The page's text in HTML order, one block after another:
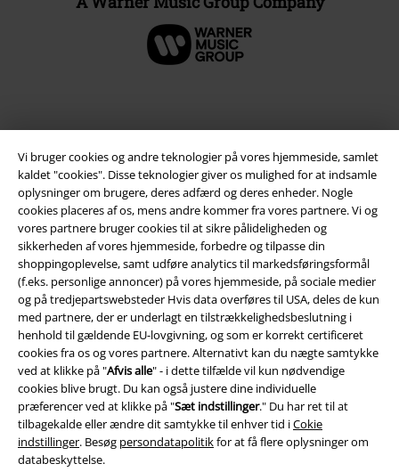
Vi bruger cookies og andre teknologier på vores hjemmeside, samlet
kaldet "cookies". Disse teknologier giver os mulighed for at indsamle
oplysninger om brugere, deres adfærd og deres enheder. Nogle
cookies placeres af os, mens andre kommer fra vores partnere. Vi og
vores partnere bruger cookies til at sikre pålideligheden og
sikkerheden af ​​vores hjemmeside, forbedre og tilpasse din
shoppingoplevelse, samt udføre analytics til markedsføringsformål
(f.eks. personlige annoncer) på vores hjemmeside, på sociale medier
og på tredjepartswebsteder Hvis data overføres til USA, deles de kun
med partnere, der er underlagt en tilstrækkelighedsbeslutning i
henhold til gældende EU-lovgivning, og som er korrekt certificeret
cookies fra os og vores partnere. Alternativt kan du nægte samtykke
ved at klikke på "Afvis alle" - i dette tilfælde vil kun nødvendige
cookies blive brugt. Du kan også justere dine individuelle
præferencer ved at klikke på "Sæt indstillinger." Du har ret til at
tilbagekalde eller ændre dit samtykke til enhver tid iCokie
indstillinger. Besøg persondatapolitikfor at få flere oplysninger om
databeskyttelse.
Juridisk
Salgs-, medlems- & leveringsbetingelser
Om EMP Danmark
Persondatapolitik
Bortskaffelse af affald og miljøbeskyttelse
Overensstemmelseserklæring